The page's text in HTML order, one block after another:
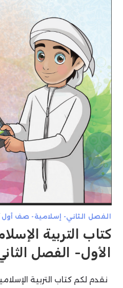
الفصل الثاني- إسلامية- صف أول
كتاب التربية
الأول- الفصل
نقدم لكم كتاب التربية